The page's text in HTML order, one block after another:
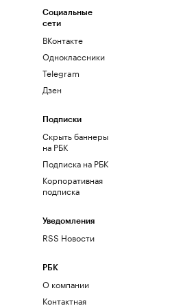
Социальные
сети
ВКонтакте
Одноклассники
Telegram
Дзен
Подписки
Скрыть баннеры
на РБК
Подписка на РБК
Корпоративная
подписка
Уведомления
RSS Новости
РБК
О компании
Контактная